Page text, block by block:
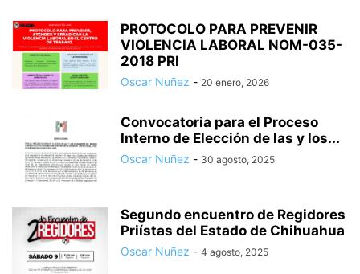
PROTOCOLO PARA PREVENIR
VIOLENCIA LABORAL NOM-035-
2018 PRI
Oscar Nuñez - 20 enero, 2026
Convocatoria para el Proceso
Interno de Elección de las y los...
Oscar Nuñez - 30 agosto, 2025
Segundo encuentro de Regidores
Priístas del Estado de Chihuahua
Oscar Nuñez - 4 agosto, 2025